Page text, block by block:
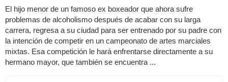
El hijo menor de un famoso ex boxeador que ahora sufre
problemas de alcoholismo después de acabar con su larga
carrera, regresa a su ciudad para ser entrenado por su padre con
la intención de competir en un campeonato de artes marciales
mixtas. Esa competición le hará enfrentarse directamente a su
hermano mayor, que también se encuentra ...